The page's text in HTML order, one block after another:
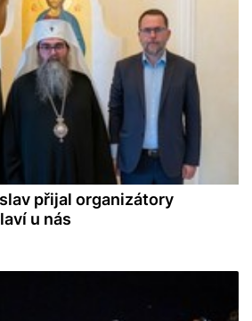
přijal organizátory
u nás